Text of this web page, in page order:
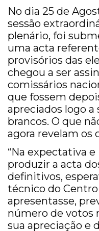
No dia 25 de
sessão
plenário, foi
uma acta
provisórios das
chegou a ser
comissários
que fossem
apreciados logo a
brancos. O que
agora revelam os
“Na expectativa
produzir a acta
definitivos,
técnico do
apresentasse,
número de votos
sua apreciação e